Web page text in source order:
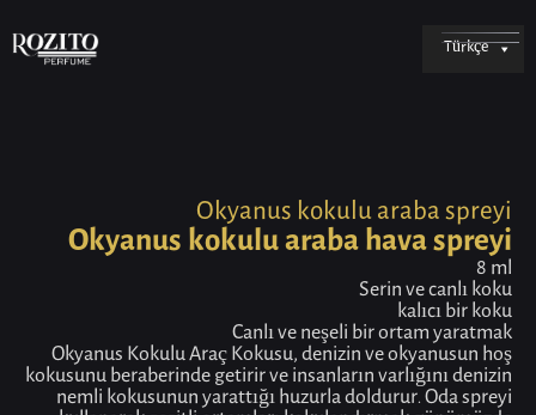
Türkçe
Okyanus kokulu araba spreyi
Okyanus kokulu araba hava spreyi
8 ml
Serin ve canlı koku
kalıcı bir koku
Canlı ve neşeli bir ortam yaratmak
Okyanus Kokulu Araç Kokusu, denizin ve okyanusun hoş
kokusunu beraberinde getirir ve insanların varlığını denizin
nemli kokusunun yarattığı huzurla doldurur. Oda spreyi